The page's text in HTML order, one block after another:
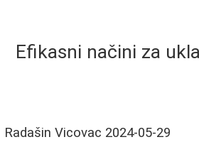
Efikasni načini za
Radašin Vicovac 2024-05-29